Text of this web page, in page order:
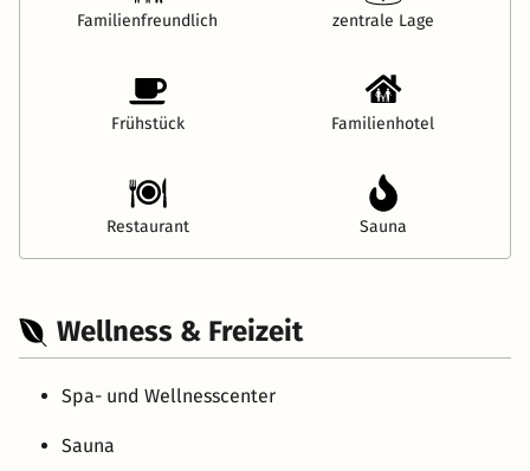
Familienfreundlich zentrale Lage
Frühstück Familienhotel
Restaurant Sauna
Wellness & Freizeit
Spa- und Wellnesscenter
Sauna